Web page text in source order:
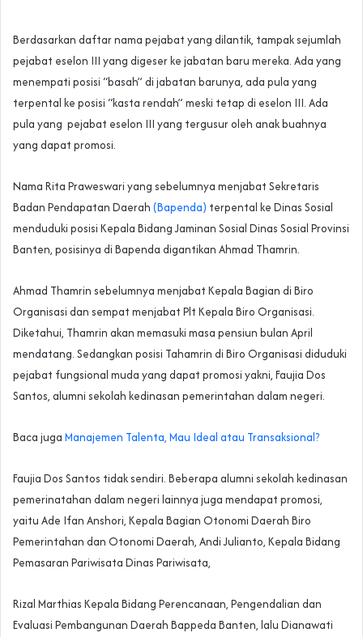
Berdasarkan daftar nama pejabat yang dilantik, tampak sejumlah
pejabat eselon III yang digeser ke jabatan baru mereka. Ada yang
menempati posisi “basah” di jabatan barunya, ada pula yang
terpental ke posisi “kasta rendah” meski tetap di eselon III. Ada
pula yang pejabat eselon III yang tergusur oleh anak buahnya
yang dapat promosi.
Nama Rita Praweswari yang sebelumnya menjabat Sekretaris
Badan Pendapatan Daerah (Bapenda) terpental ke Dinas Sosial
menduduki posisi Kepala Bidang Jaminan Sosial Dinas Sosial Provinsi
Banten, posisinya di Bapenda digantikan Ahmad Thamrin.
Ahmad Thamrin sebelumnya menjabat Kepala Bagian di Biro
Organisasi dan sempat menjabat Plt Kepala Biro Organisasi.
Diketahui, Thamrin akan memasuki masa pensiun bulan April
mendatang. Sedangkan posisi Tahamrin di Biro Organisasi diduduki
pejabat fungsional muda yang dapat promosi yakni, Faujia Dos
Santos, alumni sekolah kedinasan pemerintahan dalam negeri.
Baca juga Manajemen Talenta, Mau Ideal atau Transaksional?
Faujia Dos Santos tidak sendiri. Beberapa alumni sekolah kedinasan
pemerinatahan dalam negeri lainnya juga mendapat promosi,
yaitu Ade Ifan Anshori, Kepala Bagian Otonomi Daerah Biro
Pemerintahan dan Otonomi Daerah, Andi Julianto, Kepala Bidang
Pemasaran Pariwisata Dinas Pariwisata,
Rizal Marthias Kepala Bidang Perencanaan, Pengendalian dan
Evaluasi Pembangunan Daerah Bappeda Banten, lalu Dianawati